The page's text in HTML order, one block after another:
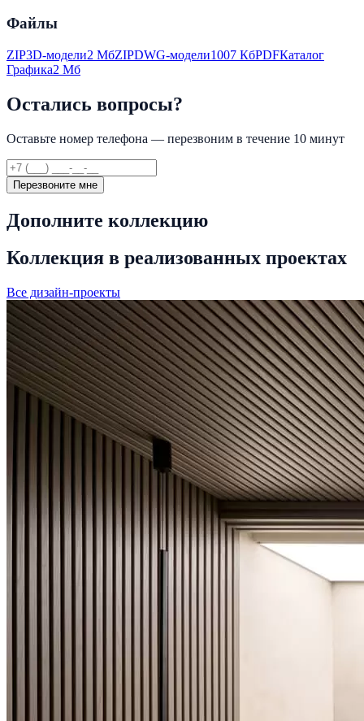
Файлы
ZIP3D-модели2 МбZIPDWG-модели1007 КбPDFКаталог
Графика2 Мб
Остались вопросы?
Оставьте номер телефона — перезвоним в течение 10 минут
Перезвоните мне
Дополните коллекцию
Коллекция в реализованных проектах
Все дизайн-проекты